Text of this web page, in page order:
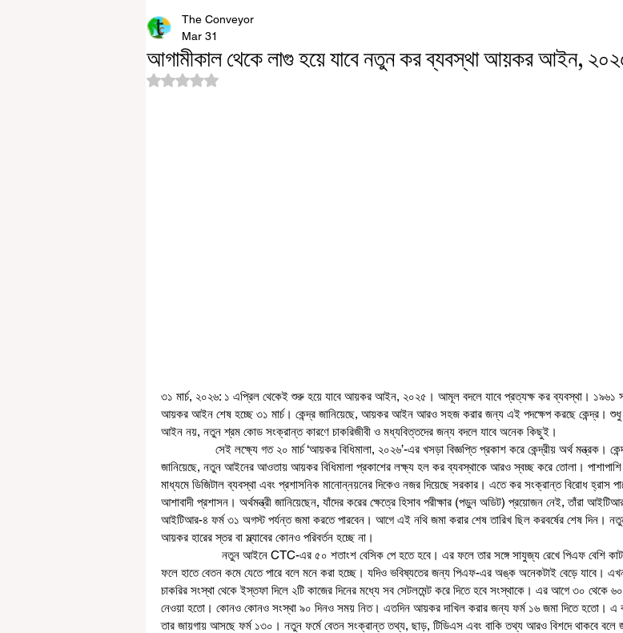
আগামীকাল থেকে লাগু হয়ে যাবে নতুন কর ব্যবস্থা আয়কর আইন,
The Conveyor
Mar 31
Rated NaN out of 5 stars.
৩১ মার্চ, ২০২৬: ১ এপ্রিল থেকেই শুরু হয়ে যাবে আয়কর আইন, ২০২৫। আমূল বদলে যাবে প্রত্যক্ষ কর ব্যবস্থা। ১৯৬১
আয়কর আইন শেষ হচ্ছে ৩১ মার্চ। কেন্দ্র জানিয়েছে, আয়কর আইন আরও সহজ করার জন্য এই পদক্ষেপ করছে কেন্দ্র।
আইন নয়, নতুন শ্রম কোড সংক্রান্ত কারণে চাকরিজীবী ও মধ্যবিত্তদের জন্য বদলে যাবে অনেক কিছুই।
জানিয়েছে, নতুন আইনের আওতায় আয়কর বিধিমালা প্রকাশের লক্ষ্য হল কর ব্যবস্থাকে আরও স্বচ্ছ করে তোলা।
মাধ্যমে ডিজিটাল ব্যবস্থা এবং প্রশাসনিক মানোন্নয়নের দিকেও নজর দিয়েছে সরকার। এতে কর সংক্রান্ত বিরোধ হ্রাস
আশাবাদী প্রশাসন। অর্থমন্ত্রী জানিয়েছেন, যাঁদের করের ক্ষেত্রে হিসাব পরীক্ষার (পড়ুন অডিট) প্রয়োজন নেই, তাঁরা
আইটিআর-৪ ফর্ম ৩১ অগস্ট পর্যন্ত জমা করতে পারবেন। আগে এই নথি জমা করার শেষ তারিখ ছিল করবর্ষের শেষ দিন।
আয়কর হারের স্তর বা স্ল্যাবের কোনও পরিবর্তন হচ্ছে না।
ফলে হাতে বেতন কমে যেতে পারে বলে মনে করা হচ্ছে। যদিও ভবিষ্যতের জন্য পিএফ-এর অঙ্ক অনেকটাই বেড়ে যাবে।
চাকরির সংস্থা থেকে ইস্তফা দিলে ২টি কাজের দিনের মধ্যে সব সেটলমেন্ট করে দিতে হবে সংস্থাকে। এর আগে ৩০ থেকে
নেওয়া হতো। কোনও কোনও সংস্থা ৯০ দিনও সময় নিত। এতদিন আয়কর দাখিল করার জন্য ফর্ম ১৬ জমা দিতে হতো। এ
তার জায়গায় আসছে ফর্ম ১৩০। নতুন ফর্মে বেতন সংক্রান্ত তথ্য, ছাড়, টিডিএস এবং বাকি তথ্য আরও বিশদে থাকবে বলে